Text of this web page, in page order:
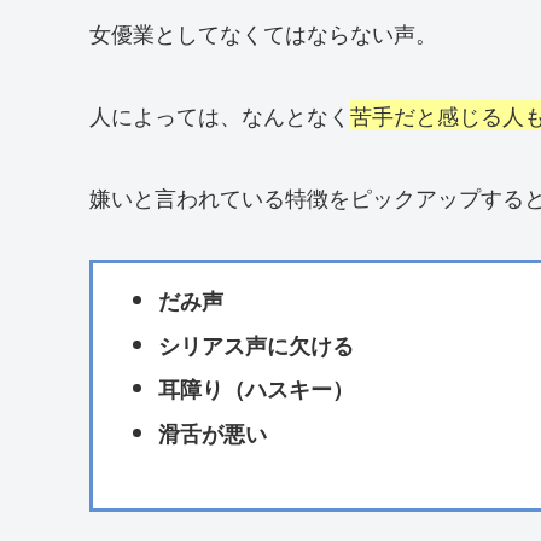
女優業としてなくてはならない声。
人によっては、なんとなく 苦手だと感じる人
嫌いと言われている特徴をピックアップすると
だみ声
シリアス声に欠ける
耳障り（ハスキー）
滑舌が悪い